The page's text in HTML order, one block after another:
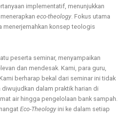
implementatif, menunjukkan
eco-theology . Fokus utama
menerjemahkan konsep teologis
peserta seminar, menyampaikan
dan mendesak. Kami, para guru,
berharap bekal dari seminar ini tidak
dalam praktik harian di
air hingga pengelolaan bank sampah.
Eco-Theology ini ke dalam setiap